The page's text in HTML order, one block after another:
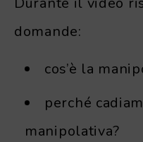
domande:
cos’è la
perché
manipolativa?